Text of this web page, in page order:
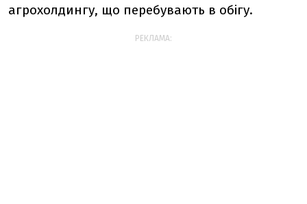
агрохолдингу, що перебувають в обігу.
РЕКЛАМА: